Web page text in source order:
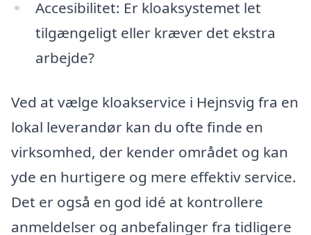
Accesibilitet: Er kloaksystemet let
tilgængeligt eller kræver det ekstra
arbejde?
Ved at vælge kloakservice i Hejnsvig fra en
lokal leverandør kan du ofte finde en
virksomhed, der kender området og kan
yde en hurtigere og mere effektiv service.
Det er også en god idé at kontrollere
anmeldelser og anbefalinger fra tidligere